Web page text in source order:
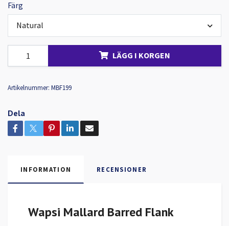
Färg
Natural
LÄGG I KORGEN
Artikelnummer: MBF199
Dela
INFORMATION RECENSIONER
Wapsi Mallard Barred Flank